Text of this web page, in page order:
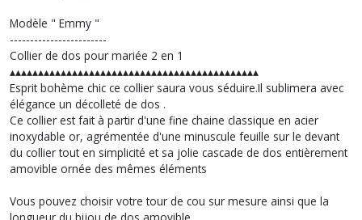
Modèle " Emmy "
------------------------
Collier de dos pour mariée 2 en 1
▴▴▴▴▴▴▴▴▴▴▴▴▴▴▴▴▴▴▴▴▴▴▴▴▴▴▴▴▴▴▴▴▴▴▴▴▴▴▴▴▴▴▴▴
Esprit bohème chic ce collier saura vous séduire.Il sublimera avec
élégance un décolleté de dos .
Ce collier est fait à partir d'une fine chaine classique en acier
inoxydable or, agrémentée d'une minuscule feuille sur le devant
du collier tout en simplicité et sa jolie cascade de dos entièrement
amovible ornée des mêmes éléments
Vous pouvez choisir votre tour de cou sur mesure ainsi que la